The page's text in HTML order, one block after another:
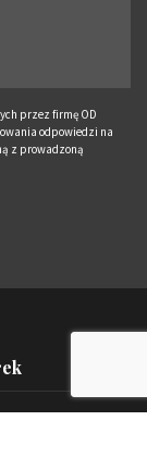
przez firmę OD
odpowiedzi na
z prowadzoną